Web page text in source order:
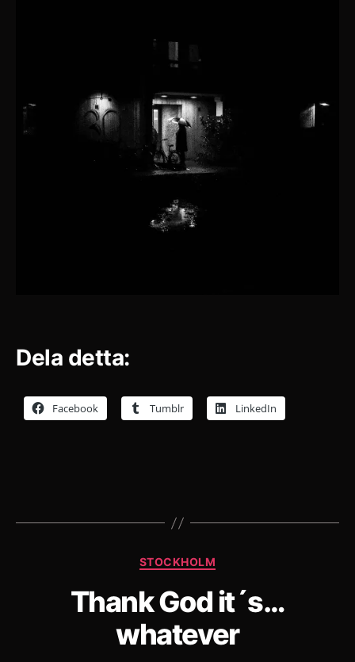
Dela detta:
Facebook Tumblr LinkedIn
Kategorier
STOCKHOLM
Thank God it´s…
whatever